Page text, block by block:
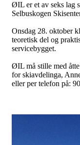
ØIL er et av seks lag
Selbuskogen
Onsdag 28. oktober
teoretisk del og
servicebygget.
ØIL må stille med åtte
for skiavdelinga,
eller per telefon på: